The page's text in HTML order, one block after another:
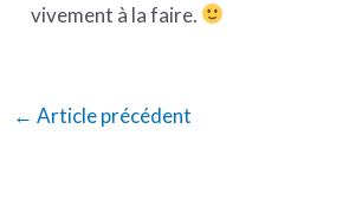
vivement à la faire.
← Article précédent